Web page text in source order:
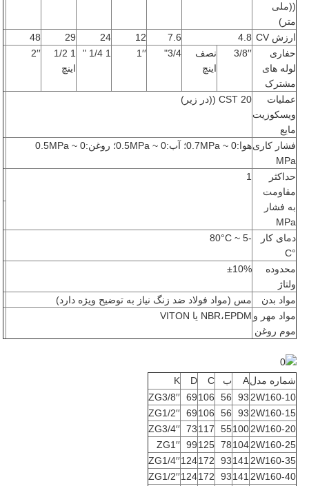
((ملی
متر)
ارزش CV
4.8
7.6
12
24
29
48
حفاری
لوله های
مشترک
3/8′′
نصف
اینچ
3/4"
1′′
1 1/4 "
1 1/2
اينچ
2′′
عملیات
ویسکوزیت
مایع
20 CST ((در زیر)
فشار کاری
MPa
هوا:0 ~ 0.7MPa؛ آب:0 ~ 0.5MPa؛ روغن:0 ~ 0.5MPa
حداکثر
مقاومت
به فشار
MPa
1
دمای کار
°C
-5 ~ 80°C
محدوده
ولتاژ
±10%
مواد بدن
مس (مواد فولاد ضد زنگ نیاز به توضیح ویژه دارد)
مواد مهر و
موم روغن
NBR،EPDM یا VITON
شماره مدلA ب C
D
K
2W160-10
93
56
106
69
ZG3/8′′
2W160-15
93
56
106
69
ZG1/2′′
2W160-20
100
55
117
73
ZG3/4′′
2W160-25
104
78
125
99
ZG1′′
2W160-35
141
93
172
124
ZG1/4′′
2W160-40
141
93
172
124
ZG1/2′′